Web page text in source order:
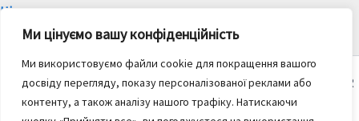
Ми цінуємо вашу конфіденційність
Ми використовуємо файли cookie для покращення вашого
досвіду перегляду, показу персоналізованої реклами або
контенту, а також аналізу нашого трафіку. Натискаючи
Ціни
Copyright © 2021-2026 Санаторій "Дениші " | За підтримки SR
Санаторій "Дениші" офіційний сайт представляє